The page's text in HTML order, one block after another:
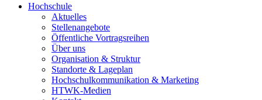
Hochschule
Aktuelles
Stellenangebote
Öffentliche Vortragsreihen
Über uns
Organisation & Struktur
Standorte & Lageplan
Hochschulkommunikation & Marketing
HTWK-Medien